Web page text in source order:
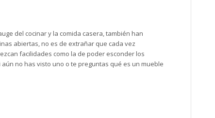
del cocinar y la comida casera, también han
abiertas, no es de extrañar que cada vez
facilidades como la de poder esconder los
no has visto uno o te preguntas qué es un mueble